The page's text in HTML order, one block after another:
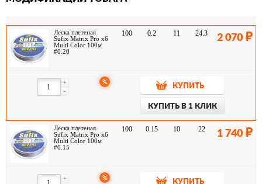
Леска плетеная
Sufix Matrix Pro x6
Multi Color 100м
#0.20
100 0.2 11 24.3 2 070
-
+ %
КУПИТЬ
КУПИТЬ В 1 КЛИК
Леска плетеная
Sufix Matrix Pro x6
Multi Color 100м
#0.15
100 0.15 10 22 1 740
+ %
КУПИТЬ